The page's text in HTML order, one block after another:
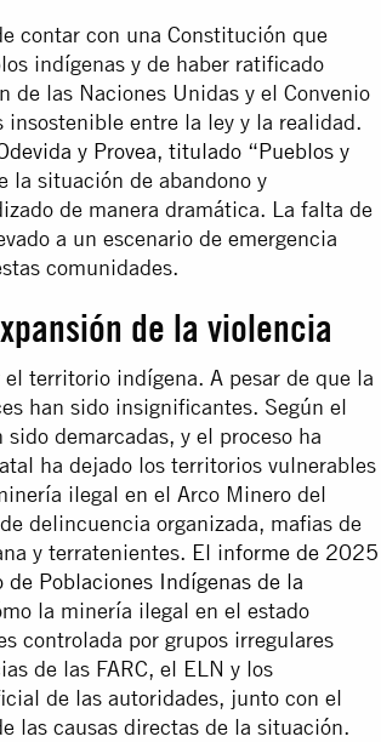
contar con una Constitución que
indígenas y de haber ratificado
de las Naciones Unidas y el Convenio
insostenible entre la ley y la realidad.
y Provea, titulado “Pueblos y
la situación de abandono y
de manera dramática. La falta de
a un escenario de emergencia
comunidades.
de la violencia
territorio indígena. A pesar de que la
han sido insignificantes. Según el
demarcadas, y el proceso ha
ha dejado los territorios vulnerables
ilegal en el Arco Minero del
delincuencia organizada, mafias de
y terratenientes. El informe de 2025
Poblaciones Indígenas de la
la minería ilegal en el estado
controlada por grupos irregulares
de las FARC, el ELN y los
de las autoridades, junto con el
las causas directas de la situación.